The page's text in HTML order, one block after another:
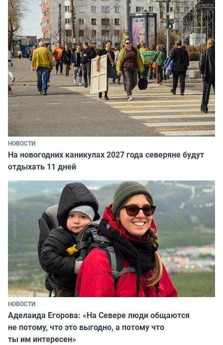
НОВОСТИ
На новогодних каникулах 2027 года северяне будут
отдыхать 11 дней
НОВОСТИ
Аделаида Егорова: «На Севере люди общаются
не потому, что это выгодно, а потому что
ты им интересен»